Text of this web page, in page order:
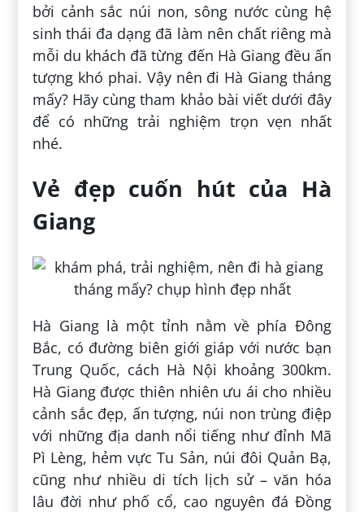
bởi cảnh sắc núi non, sông nước cùng hệ
sinh thái đa dạng đã làm nên chất riêng mà
mỗi du khách đã từng đến Hà Giang đều ấn
tượng khó phai. Vậy nên đi Hà Giang tháng
mấy? Hãy cùng tham khảo bài viết dưới đây
để có những trải nghiệm trọn vẹn nhất
nhé.
Vẻ đẹp cuốn hút của Hà
Giang
Hà Giang là một tỉnh nằm về phía Đông
Bắc, có đường biên giới giáp với nước bạn
Trung Quốc, cách Hà Nội khoảng 300km.
Hà Giang được thiên nhiên ưu ái cho nhiều
cảnh sắc đẹp, ấn tượng, núi non trùng điệp
với những địa danh nổi tiếng như đỉnh Mã
Pì Lèng, hẻm vực Tu Sản, núi đôi Quản Bạ,
cũng như nhiều di tích lịch sử – văn hóa
lâu đời như phố cổ, cao nguyên đá Đồng